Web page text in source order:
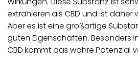
extrahieren als CBD und ist daher
Aber es ist eine großartige
guten Eigenschaften. Besonders
CBD kommt das wahre Potenzial